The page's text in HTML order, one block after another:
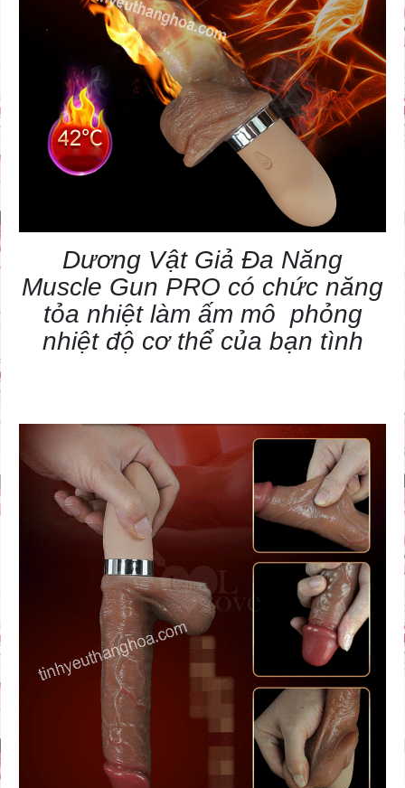
Dương Vật Giả Đa Năng
Muscle Gun PRO có chức năng
tỏa nhiệt làm ấm mô phỏng
nhiệt độ cơ thể của bạn tình